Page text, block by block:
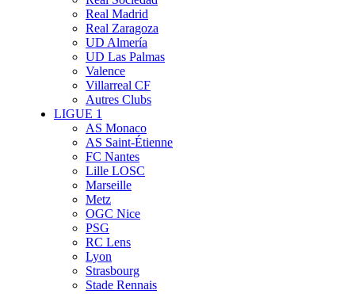
Real Madrid
Real Zaragoza
UD Almería
UD Las Palmas
Valence
Villarreal CF
Autres Clubs
LIGUE 1
AS Monaco
AS Saint-Étienne
FC Nantes
Lille LOSC
Marseille
Metz
OGC Nice
PSG
RC Lens
Lyon
Strasbourg
Stade Rennais